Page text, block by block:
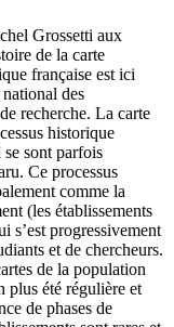
Grossetti aux
de la carte
française est ici
des
recherche. La carte
historique
sont parfois
Ce processus
comme la
(les établissements
s’est progressivement
et de chercheurs.
de la population
plus été régulière et
de phases de